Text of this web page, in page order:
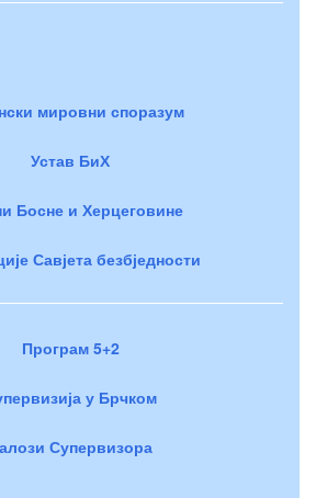
мировни споразум
Устав БиХ
Босне и Херцеговине
Савјета безбједности
Програм 5+2
у Брчком
Супервизора